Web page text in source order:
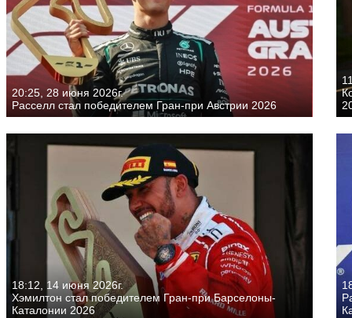
20:25, 28 июня 2026г.
Расселл стал победителем Гран-при Австрии 2026
18:12, 14 июня 2026г.
Хэмилтон стал победителем Гран-при Барселоны-
Каталонии 2026